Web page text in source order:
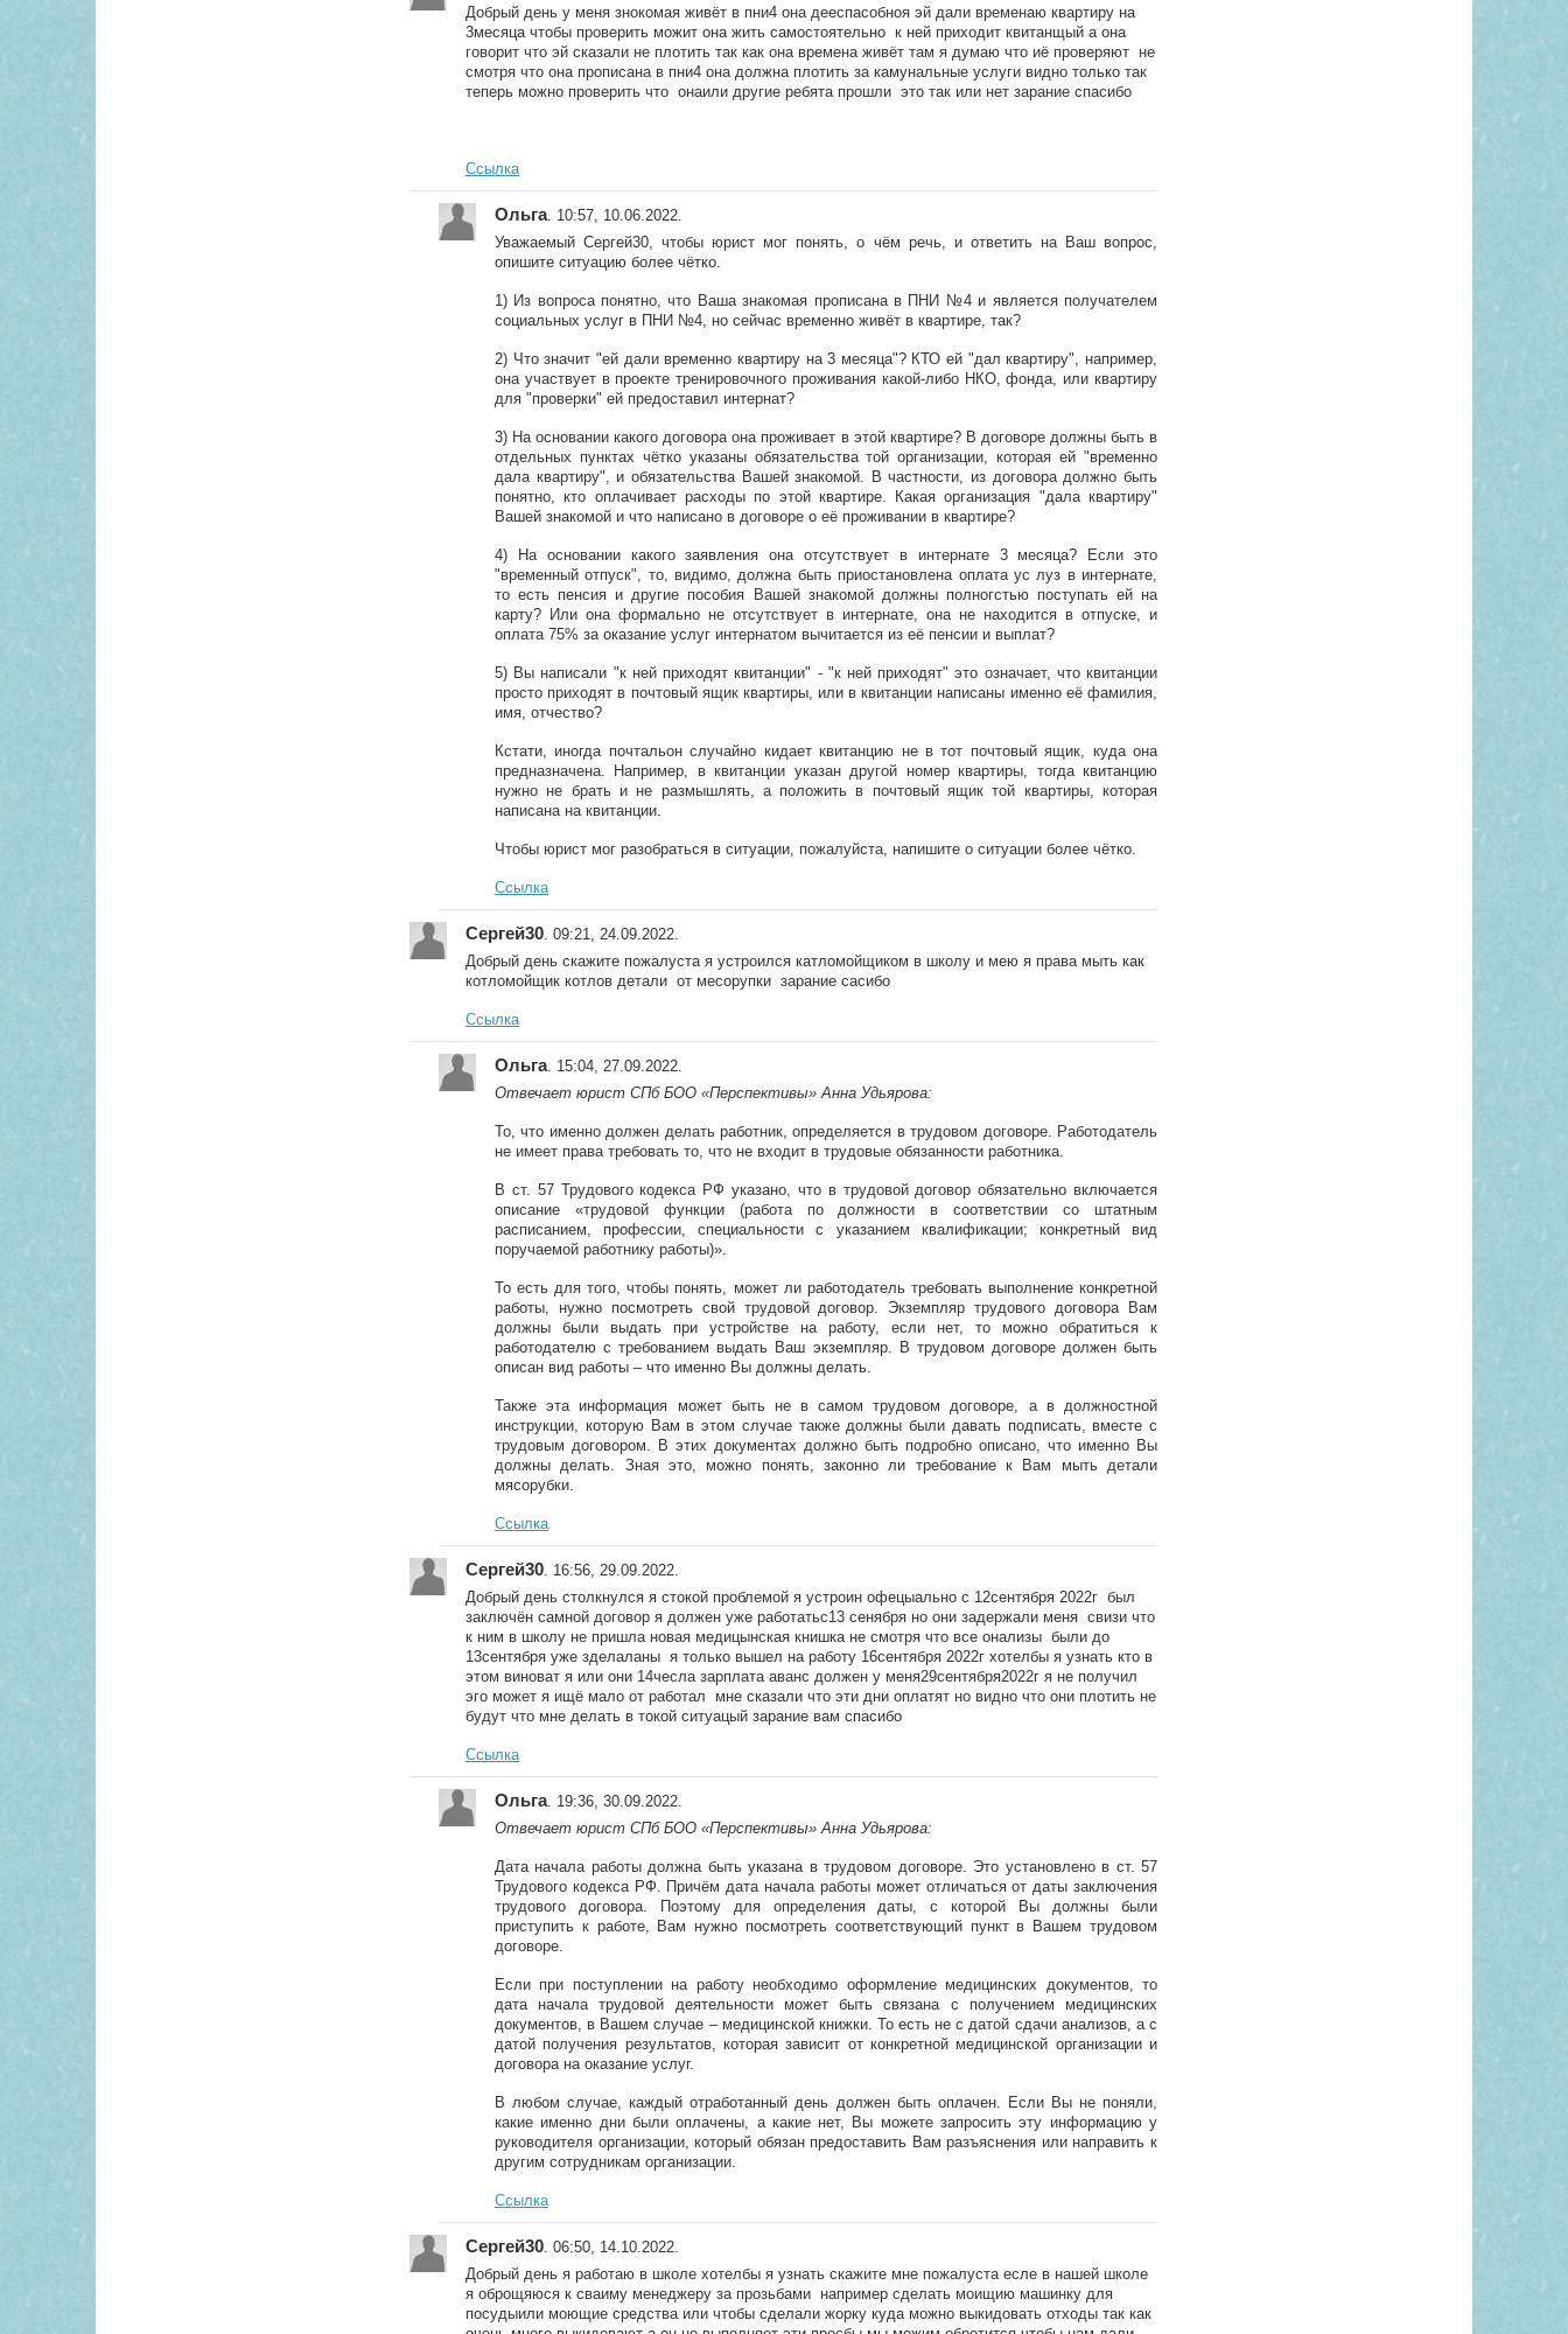
Добрый день у меня знокомая живёт в пни4 она дееспасобноя эй дали временаю квартиру на
3месяца чтобы проверить можит она жить самостоятельно к ней приходит квитанщый а она
говорит что эй сказали не плотить так как она времена живёт там я думаю что иё проверяют не
смотря что она прописана в пни4 она должна плотить за камунальные услуги видно только так
теперь можно проверить что онаили другие ребята прошли это так или нет зарание спасибо
Ссылка
Ольга. 10:57, 10.06.2022.
Уважаемый Сергей30, чтобы юрист мог понять, о чём речь, и ответить на Ваш вопрос,
опишите ситуацию более чётко.
1) Из вопроса понятно, что Ваша знакомая прописана в ПНИ №4 и является получателем
социальных услуг в ПНИ №4, но сейчас временно живёт в квартире, так?
2) Что значит "ей дали временно квартиру на 3 месяца"? КТО ей "дал квартиру", например,
она участвует в проекте тренировочного проживания какой-либо НКО, фонда, или квартиру
для "проверки" ей предоставил интернат?
3) На основании какого договора она проживает в этой квартире? В договоре должны быть в
отдельных пунктах чётко указаны обязательства той организации, которая ей "временно
дала квартиру", и обязательства Вашей знакомой. В частности, из договора должно быть
понятно, кто оплачивает расходы по этой квартире. Какая организация "дала квартиру"
Вашей знакомой и что написано в договоре о её проживании в квартире?
4) На основании какого заявления она отсутствует в интернате 3 месяца? Если это
"временный отпуск", то, видимо, должна быть приостановлена оплата ус луз в интернате,
то есть пенсия и другие пособия Вашей знакомой должны полногстью поступать ей на
карту? Или она формально не отсутствует в интернате, она не находится в отпуске, и
оплата 75% за оказание услуг интернатом вычитается из её пенсии и выплат?
5) Вы написали "к ней приходят квитанции" - "к ней приходят" это означает, что квитанции
просто приходят в почтовый ящик квартиры, или в квитанции написаны именно её фамилия,
имя, отчество?
Кстати, иногда почтальон случайно кидает квитанцию не в тот почтовый ящик, куда она
предназначена. Например, в квитанции указан другой номер квартиры, тогда квитанцию
нужно не брать и не размышлять, а положить в почтовый ящик той квартиры, которая
написана на квитанции.
Чтобы юрист мог разобраться в ситуации, пожалуйста, напишите о ситуации более чётко.
Ссылка
Сергей30 . 09:21, 24.09.2022.
Добрый день скажите пожалуста я устроился катломойщиком в школу и мею я права мыть как
котломойщик котлов детали от месорупки зарание сасибо
Ссылка
Ольга. 15:04, 27.09.2022.
Отвечает юрист СПб БОО «Перспективы» Анна Удьярова:
То, что именно должен делать работник, определяется в трудовом договоре. Работодатель
не имеет права требовать то, что не входит в трудовые обязанности работника.
В ст. 57 Трудового кодекса РФ указано, что в трудовой договор обязательно включается
описание «трудовой функции (работа по должности в соответствии со штатным
расписанием, профессии, специальности с указанием квалификации; конкретный вид
поручаемой работнику работы)».
То есть для того, чтобы понять, может ли работодатель требовать выполнение конкретной
работы, нужно посмотреть свой трудовой договор. Экземпляр трудового договора Вам
должны были выдать при устройстве на работу, если нет, то можно обратиться к
работодателю с требованием выдать Ваш экземпляр. В трудовом договоре должен быть
описан вид работы – что именно Вы должны делать.
Также эта информация может быть не в самом трудовом договоре, а в должностной
инструкции, которую Вам в этом случае также должны были давать подписать, вместе с
трудовым договором. В этих документах должно быть подробно описано, что именно Вы
должны делать. Зная это, можно понять, законно ли требование к Вам мыть детали
мясорубки.
Ссылка
Сергей30 . 16:56, 29.09.2022.
Добрый день столкнулся я стокой проблемой я устроин офецыально с 12сентября 2022г был
заключён самной договор я должен уже работатьс13 сенября но они задержали меня свизи что
к ним в школу не пришла новая медицынская книшка не смотря что все онализы были до
13сентября уже зделаланы я только вышел на работу 16сентября 2022г хотелбы я узнать кто в
этом виноват я или они 14чесла зарплата аванс должен у меня29сентября2022г я не получил
эго может я ищё мало от работал мне сказали что эти дни оплатят но видно что они плотить не
будут что мне делать в токой ситуацый зарание вам спасибо
Ссылка
Ольга. 19:36, 30.09.2022.
Отвечает юрист СПб БОО «Перспективы» Анна Удьярова:
Дата начала работы должна быть указана в трудовом договоре. Это установлено в ст. 57
Трудового кодекса РФ. Причём дата начала работы может отличаться от даты заключения
трудового договора. Поэтому для определения даты, с которой Вы должны были
приступить к работе, Вам нужно посмотреть соответствующий пункт в Вашем трудовом
договоре.
Если при поступлении на работу необходимо оформление медицинских документов, то
дата начала трудовой деятельности может быть связана с получением медицинских
документов, в Вашем случае – медицинской книжки. То есть не с датой сдачи анализов, а с
датой получения результатов, которая зависит от конкретной медицинской организации и
договора на оказание услуг.
В любом случае, каждый отработанный день должен быть оплачен. Если Вы не поняли,
какие именно дни были оплачены, а какие нет, Вы можете запросить эту информацию у
руководителя организации, который обязан предоставить Вам разъяснения или направить к
другим сотрудникам организации.
Ссылка
Сергей30 . 06:50, 14.10.2022.
Добрый день я работаю в школе хотелбы я узнать скажите мне пожалуста есле в нашей школе
я оброщяюся к сваиму менеджеру за прозьбами например сделать моищию машинку для
посудыили моющие средства или чтобы сделали жорку куда можно выкидовать отходы так как